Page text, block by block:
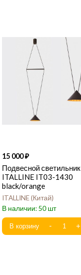
15 000
Подвесной светильник
ITALLINE IT03-1430
black/orange
ITALLINE Китай
50